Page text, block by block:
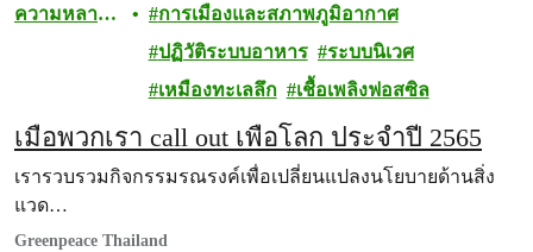
ความหลาก
การเมืองและสภาพภูมิอากาศ
ปฏิวัติระบบอาหาร
ระบบนิเวศ
เหมืองทะเลลึก
เชื้อเพลิงฟอสซิล
เมื่อพวกเรา call out เพื่อโลก ประจำปี 2565
เรารวบรวมกิจกรรมรณรงค์เพื่อเปลี่ยนแปลงนโยบายด้านสิ่ง
แวด…
Greenpeace Thailand